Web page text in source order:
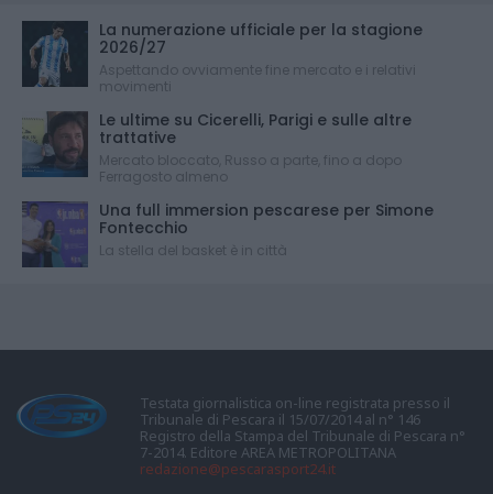
La numerazione ufficiale per la stagione
2026/27
Aspettando ovviamente fine mercato e i relativi
movimenti
Le ultime su Cicerelli, Parigi e sulle altre
trattative
Mercato bloccato, Russo a parte, fino a dopo
Ferragosto almeno
Una full immersion pescarese per Simone
Fontecchio
La stella del basket è in città
Testata giornalistica on-line registrata presso il
Tribunale di Pescara il 15/07/2014 al n° 146
Registro della Stampa del Tribunale di Pescara n°
7-2014. Editore AREA METROPOLITANA
redazione@pescarasport24.it